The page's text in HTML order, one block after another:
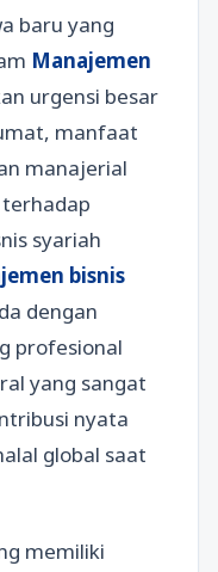
baru yang
Manajemen
urgensi besar
manfaat
manajerial
syariah
bisnis
dengan
profesional
yang sangat
nyata
global saat
memiliki